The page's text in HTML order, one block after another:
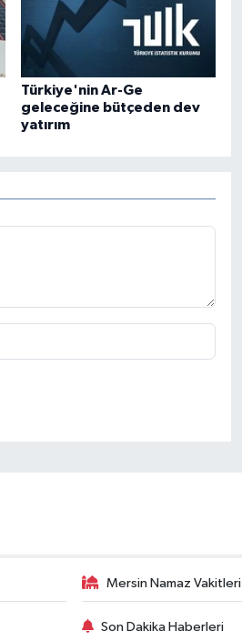
Türkiye'nin Ar-Ge
geleceğine bütçeden dev
yatırım
Mersin Namaz Vakitleri
Son Dakika Haberleri